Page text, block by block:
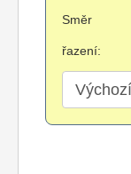
Směr
řazení: